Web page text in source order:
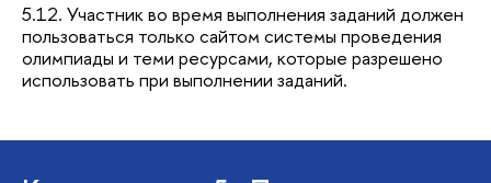
5.12. Участник во время выполнения заданий должен
пользоваться только сайтом системы проведения
олимпиады и теми ресурсами, которые разрешено
использовать при выполнении заданий.